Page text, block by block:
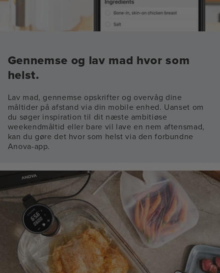
Gennemse og lav mad hvor som
helst.
Lav mad, gennemse opskrifter og overvåg dine
måltider på afstand via din mobile enhed. Uanset om
du søger inspiration til dit næste ambitiøse
weekendmåltid eller bare vil lave en nem aftensmad,
kan du gøre det hvor som helst via den forbundne
Anova-app.